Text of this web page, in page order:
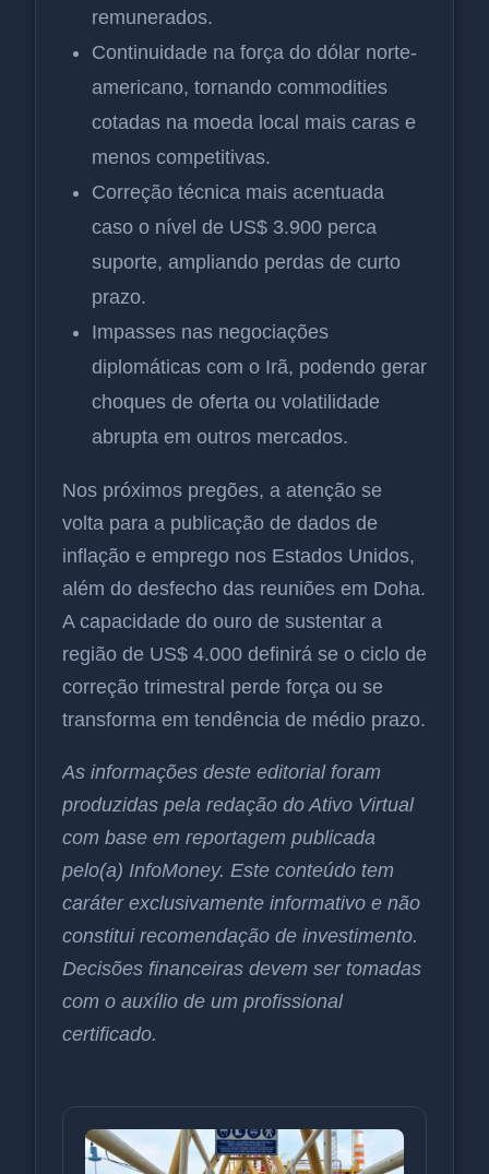
remunerados.
Continuidade na força do dólar norte-
americano, tornando commodities
cotadas na moeda local mais caras e
menos competitivas.
Correção técnica mais acentuada
caso o nível de US$ 3.900 perca
suporte, ampliando perdas de curto
prazo.
Impasses nas negociações
diplomáticas com o Irã, podendo gerar
choques de oferta ou volatilidade
abrupta em outros mercados.
Nos próximos pregões, a atenção se
volta para a publicação de dados de
inflação e emprego nos Estados Unidos,
além do desfecho das reuniões em Doha.
A capacidade do ouro de sustentar a
região de US$ 4.000 definirá se o ciclo de
correção trimestral perde força ou se
transforma em tendência de médio prazo.
As informações deste editorial foram
produzidas pela redação do Ativo Virtual
com base em reportagem publicada
pelo(a) InfoMoney. Este conteúdo tem
caráter exclusivamente informativo e não
constitui recomendação de investimento.
Decisões financeiras devem ser tomadas
com o auxílio de um profissional
certificado.